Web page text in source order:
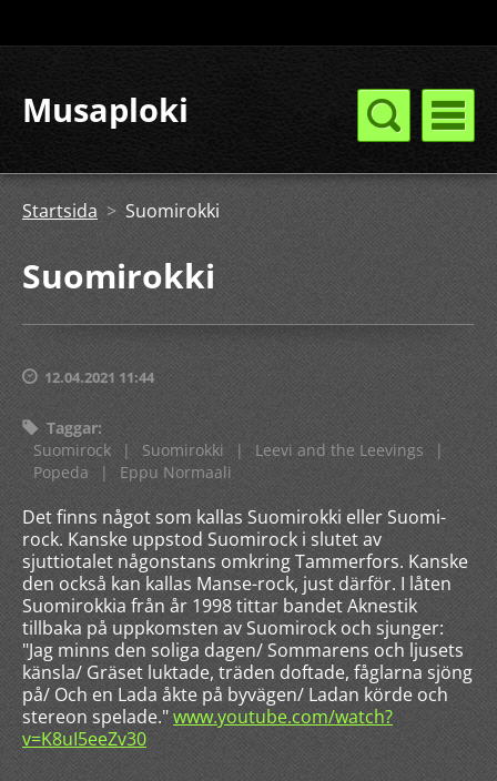
Musaploki
Startsida > Suomirokki
Suomirokki
12.04.2021 11:44
Taggar:
Suomirock
| Suomirokki | Leevi and the Leevings
|
Popeda
| Eppu Normaali
Det finns något som kallas Suomirokki eller Suomi-
rock. Kanske uppstod Suomirock i slutet av
sjuttiotalet någonstans omkring Tammerfors. Kanske
den också kan kallas Manse-rock, just därför. I låten
Suomirokkia från år 1998 tittar bandet Aknestik
tillbaka på uppkomsten av Suomirock och sjunger:
"Jag minns den soliga dagen/ Sommarens och ljusets
känsla/ Gräset luktade, träden doftade, fåglarna sjöng
på/ Och en Lada åkte på byvägen/ Ladan körde och
stereon spelade."www.youtube.com/watch?
v=K8uI5eeZv30